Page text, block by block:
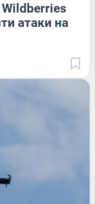
атаки на